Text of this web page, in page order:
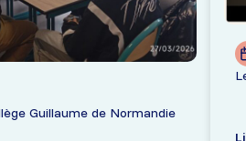
Guillaume de Normandie